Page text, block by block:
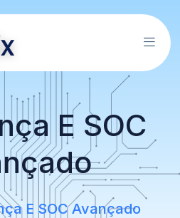
E SOC
E SOC Avançado